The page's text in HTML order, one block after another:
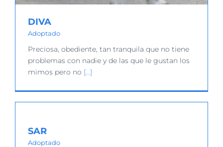
DIVA
Adoptado
Preciosa, obediente, tan tranquila que no tiene
problemas con nadie y de las que le gustan los
mimos pero no […]
SAR
Adoptado